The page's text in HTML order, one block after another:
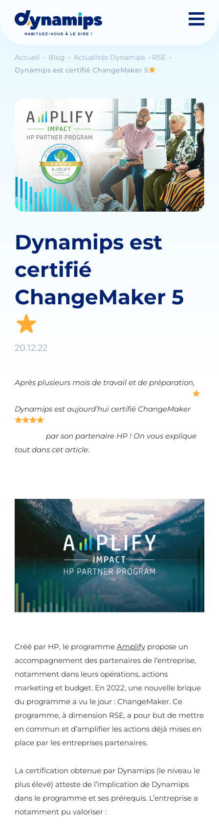
Accueil Blog Actualités Dynamips
RSE
Dynamips est certifié ChangeMaker 5
Dynamips est
certifié
ChangeMaker 5
20.12.22
Après plusieurs mois de travail et de préparation,
Dynamips est aujourd’hui certifié ChangeMaker
par son partenaire HP ! On vous explique
tout dans cet article.
Créé par HP, le programme Amplify propose un
accompagnement des partenaires de l’entreprise,
notamment dans leurs opérations, actions
marketing et budget. En 2022, une nouvelle brique
du programme a vu le jour : ChangeMaker. Ce
programme, à dimension RSE, a pour but de mettre
en commun et d’amplifier les actions déjà mises en
place par les entreprises partenaires.
La certification obtenue par Dynamips (le niveau le
plus élevé) atteste de l’implication de Dynamips
dans le programme et ses prérequis. L’entreprise a
notamment pu valoriser :